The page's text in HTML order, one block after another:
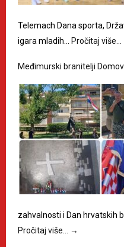
Telemach Dana sporta,
igara mladih…
Pročitaj više…
Međimurski branitelji
zahvalnosti i Dan hrvatskih
Pročitaj više…
→